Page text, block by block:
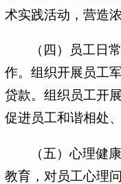
术实践活动，营造
（四）员工日
作。组织开展员工
贷款。组织员工开
促进员工和谐相处
（五）心理健
教育，对员工心理